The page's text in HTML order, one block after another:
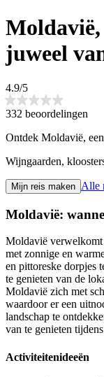
Moldavië,
juweel
4.9/5
332 beoordelingen
Ontdek Moldavië,
Wijngaarden,
Mijn reis maken Alle
Moldavië:
Moldavië verwelkomt
met zonnige en
en pittoreske dorpjes
te genieten van de
Moldavië zich met
waardoor er een
landschap te
van te genieten
Activiteitenideeën